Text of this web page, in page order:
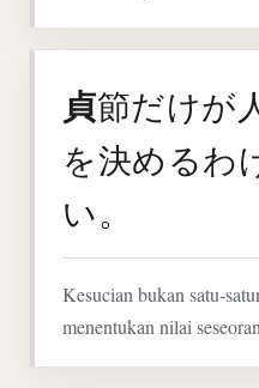
貞節だけが
を決めるわ
い。
Kesucian bukan satu-
menentukan nilai